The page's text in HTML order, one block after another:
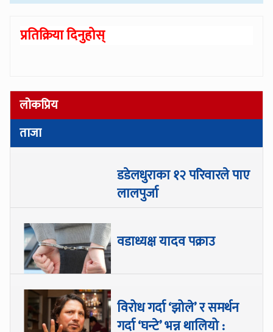
प्रतिक्रिया दिनुहोस्
लोकप्रिय
ताजा
डडेलधुराका १२ परिवारले पाए
लालपुर्जा
वडाध्यक्ष यादव पक्राउ
विरोध गर्दा ‘झोले’ र समर्थन
गर्दा ‘घन्टे’ भन्न थालियो :